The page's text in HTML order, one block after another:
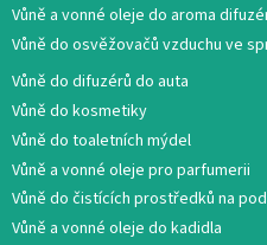
Vůně a vonné oleje do aroma
Vůně do osvěžovačů vzduchu ve
Vůně do difuzérů do auta
Vůně do kosmetiky
Vůně do toaletních mýdel
Vůně a vonné oleje pro parfumerii
Vůně do čistících prostředků na
Vůně a vonné oleje do kadidla